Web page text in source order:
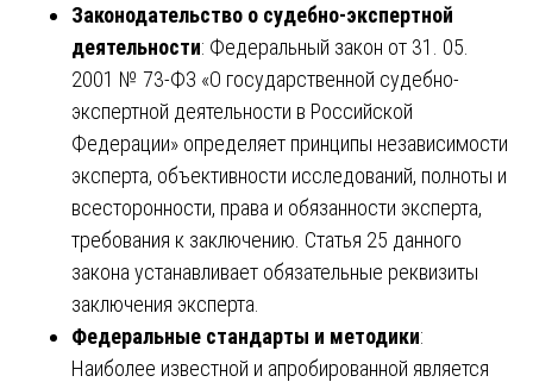
Законодательство о судебно-экспертной
деятельности: Федеральный закон от 31. 05.
2001 № 73-ФЗ «О государственной судебно-
экспертной деятельности в Российской
Федерации» определяет принципы независимости
эксперта, объективности исследований, полноты и
всесторонности, права и обязанности эксперта,
требования к заключению. Статья 25 данного
закона устанавливает обязательные реквизиты
заключения эксперта.
Федеральные стандарты и методики:
Наиболее известной и апробированной является